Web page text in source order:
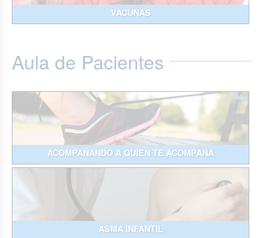
VACUNAS
Aula de Pacientes
ACOMPAÑANDO A QUIEN TE ACOMPAÑA
ASMA INFANTIL